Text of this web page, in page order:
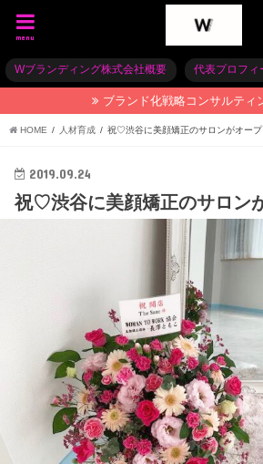
menu
Wブランディング株式会社概要 代表プロフィ
ブランド化戦略コンサルティ
HOME 人材育成 祝♡渋谷に美顔矯正のサロンがオープ
2019.09.24
祝♡渋谷に美顔矯正のサロン